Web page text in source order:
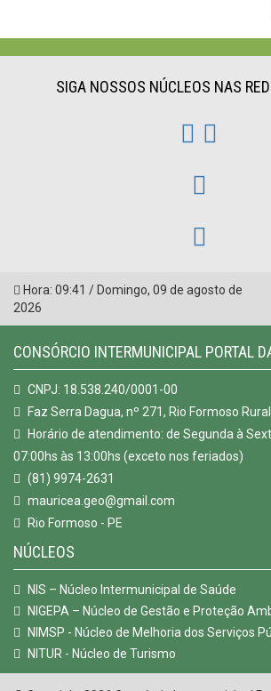
SIGA NOSSOS NÚCLEOS NAS
Hora: 09:41 / Domingo, 09 de agosto de
2026
CONSÓRCIO INTERMUNICIPAL PORTAL
CNPJ: 18.538.240/0001-00
Faz Serra Dagua, nº 271, Rio Formoso
Horário de atendimento: de Segunda à
07:00hs às 13:00hs (exceto nos feriados)
(81) 9974-2631
mauricea.geo@gmail.com
Rio Formoso - PE
NÚCLEOS
NIS – Núcleo Intermunicipal de Saúde
NIGEPA – Núcleo de Gestão e Proteção
NIMSP - Núcleo de Melhoria dos Serviços
NITUR - Núcleo de Turismo